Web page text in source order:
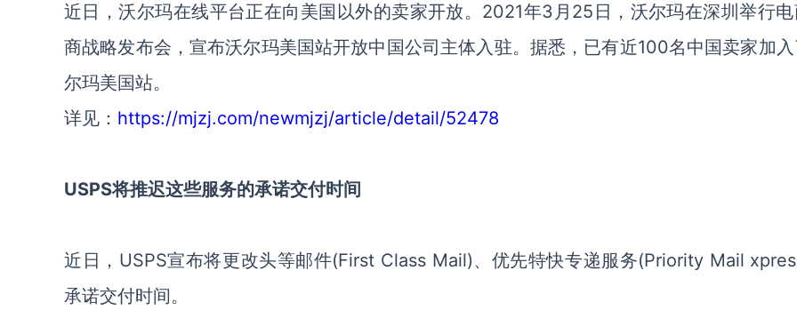
近日，沃尔玛在线平台正在向美国以外的卖家开放。2021年3月25日，沃尔玛在深圳举行电
商战略发布会，宣布沃尔玛美国站开放中国公司主体入驻。据悉，已有近100名中国卖家加
尔玛美国站。
详见： https://mjzj.com/newmjzj/article/detail/52478
USPS将推迟这些服务的承诺交付时间
近日，USPS宣布将更改头等邮件(First Class Mail)、优先特快专递服务(Priority Mail
承诺交付时间。